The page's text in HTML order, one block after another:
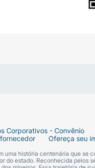
Corporativos - Convênio
Ofereça seu
uma história centenária que se
estado. Reconhecida pelos